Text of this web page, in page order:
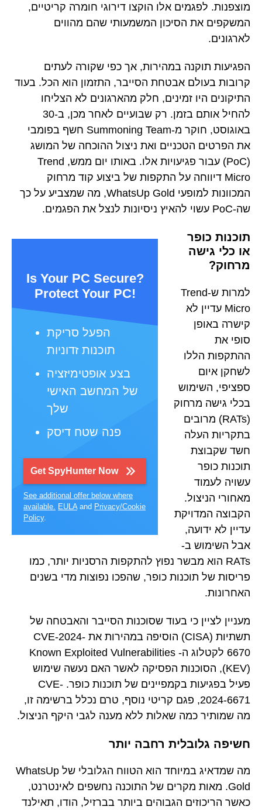
מוצפנות. לפגמים אלו הוקצו דירוגי חומרה קריטיים,
המשקפים את הסיכון המשמעותי שהם מהווים
לארגונים.
הפגיעות תוקנה במהירות, אך כפי שקורה לעתים
קרובות בעולם אבטחת הסייבר, התזמון הוא הכל. בעוד
התיקונים היו זמינים, חלק מהארגונים לא הצליחו
להחיל אותם בזמן. רק שבועיים לאחר מכן, ב-30
באוגוסט, חוקר מ-Summoning Team חשף בפומבי
את הפרטים הטכניים ואת ניצול ההוכחה של המושג
(PoC) עבור פגיעויות אלו. באותו יום ממש, Trend
Micro דיווחה על התקפות של ביצוע קוד מרחוק
המכוונות למופעי WhatsUp Gold, מה שמצביע על כך
שה-PoC עשוי להאיץ ניסיונות לנצל את הפגמים.
Is Your PC Secure?
Protect Your PC!
הפעל סריקת
תוכנות זדוניות
בצע אופטימיזציה
של המחשב האישי
שלך
פנה שטח דיסק
Get SpyHunter Now
See additional offer below where
available.
EULA and Privacy/Cookie
Policy.
תוכנות כופר
או כלי גישה
מרחוק?
למרות ש-Trend
Micro עדיין לא
קישרה באופן
סופי את
ההתקפות הללו
לשחקן איום
ספציפי, השימוש
בכלי גישה מרחוק
(RATs) מרובים
בתקריות העלה
חשד שקבוצת
תוכנות כופר
עשויה לעמוד
מאחורי הניצול.
הקבוצה המדויקת
עדיין לא ידועה,
אבל השימוש ב-
RATs הוא מבשר נפוץ להתקפות הרסניות יותר, כמו
פריסות של תוכנות כופר, שהפכו נפוצות מדי בשנים
האחרונות.
מעניין לציין כי בעוד שסוכנות הסייבר והאבטחה של
תשתיות (CISA) הוסיפה במהירות את CVE-2024-
6670 לקטלוג ה- Known Exploited Vulnerabilities
(KEV), הסוכנות הפסיקה לאשר האם נעשה שימוש
פעיל בפגיעות בקמפיינים של תוכנות כופר. CVE-
2024-6671, פגם קריטי נוסף, טרם נכלל ברשימה זו,
מה שמותיר כמה שאלות ללא מענה לגבי היקף הניצול.
חשיפה גלובלית רחבה יותר
מה שמדאיג במיוחד הוא הטווח הגלובלי של WhatsUp
Gold. מאות מקרים של התוכנה נחשפים לאינטרנט,
כאשר הריכוזים הגבוהים ביותר בברזיל, הודו, תאילנד